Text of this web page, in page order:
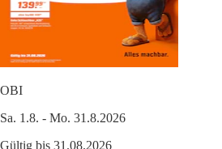
OBI
Sa. 1.8. - Mo. 31.8.2026
Gültig bis 31.08.2026